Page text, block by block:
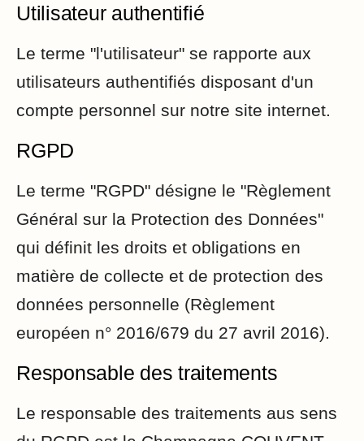
Utilisateur authentifié
Le terme "l'utilisateur" se rapporte aux
utilisateurs authentifiés disposant d'un
compte personnel sur notre site internet.
RGPD
Le terme "RGPD" désigne le "Règlement
Général sur la Protection des Données"
qui définit les droits et obligations en
matière de collecte et de protection des
données personnelle (Règlement
européen n° 2016/679 du 27 avril 2016).
Responsable des traitements
Le responsable des traitements aus sens